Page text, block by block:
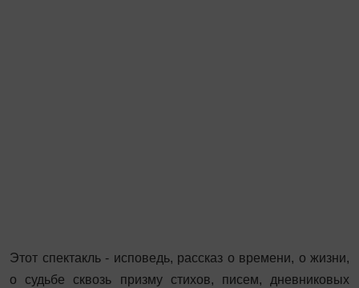
Этот спектакль - исповедь, рассказ о времени, о жизни,
о судьбе сквозь призму стихов, писем, дневниковых